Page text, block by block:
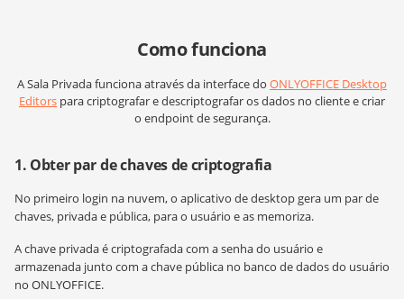
Como funciona
A Sala Privada funciona através da interface do ONLYOFFICE Desktop
Editors para criptografar e descriptografar os dados no cliente e criar
o endpoint de segurança.
1. Obter par de chaves de criptografia
No primeiro login na nuvem, o aplicativo de desktop gera um par de
chaves, privada e pública, para o usuário e as memoriza.
A chave privada é criptografada com a senha do usuário e
armazenada junto com a chave pública no banco de dados do usuário
no ONLYOFFICE.